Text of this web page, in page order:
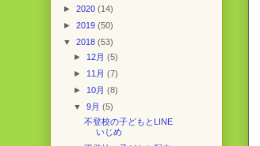
► 2020 (14)
► 2019 (50)
▼ 2018 (53)
► 12月(5)
► 11月(7)
► 10月(8)
▼9月(5)
不登校の子どもとLINE
いじめ